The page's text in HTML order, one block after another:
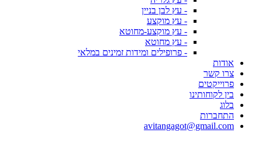
- עץ לבן בניין
- עץ מוקצע
- עץ מוקצע-מחוטא
- עץ מחוטא
- פרופילים ומידות זמינים במלאי
אודות
צרו קשר
פרוייקטים
בין לקוחותינו
בלוג
התחברות
avitangagot@gmail.com